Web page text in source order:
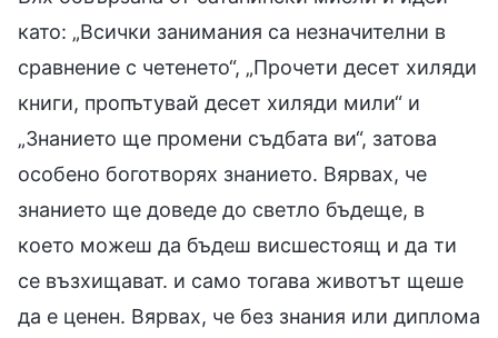
като: „Всички занимания са незначителни в
сравнение с четенето“, „Прочети десет хиляди
книги, пропътувай десет хиляди мили“ и
„Знанието ще промени съдбата ви“, затова
особено боготворях знанието. Вярвах, че
знанието ще доведе до светло бъдеще, в
което можеш да бъдеш висшестоящ и да ти
се възхищават. и само тогава животът щеше
да е ценен. Вярвах, че без знания или диплома